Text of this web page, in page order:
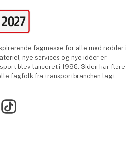
fagmesse for alle med rødder i
nye services og nye idéer er
blev lanceret i 1988. Siden har flere
fagfolk fra transportbranchen lagt
TikTok